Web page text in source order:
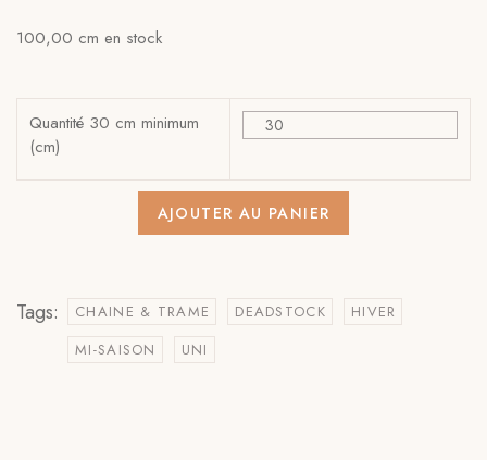
100,00 cm en stock
Quantité 30 cm minimum
(cm)
AJOUTER AU PANIER
Tags: CHAINE & TRAME DEADSTOCK
HIVER
MI-SAISON
UNI